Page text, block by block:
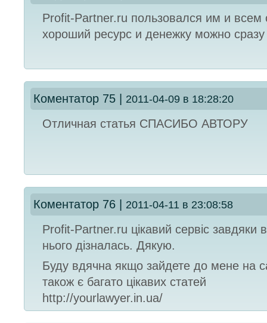
Profit-Partner.ru пользовался им и всем
хороший ресурс и денежку можно сразу
Коментатор 75 2011-04-09 в 18:28:20
Отличная статья СПАСИБО АВТОРУ
Коментатор 76 2011-04-11 в 23:08:58
Profit-Partner.ru цікавий сервіс завдяки
нього дізналась. Дякую.
Буду вдячна якщо зайдете до мене на
також є багато цікавих статей
http://yourlawyer.in.ua/